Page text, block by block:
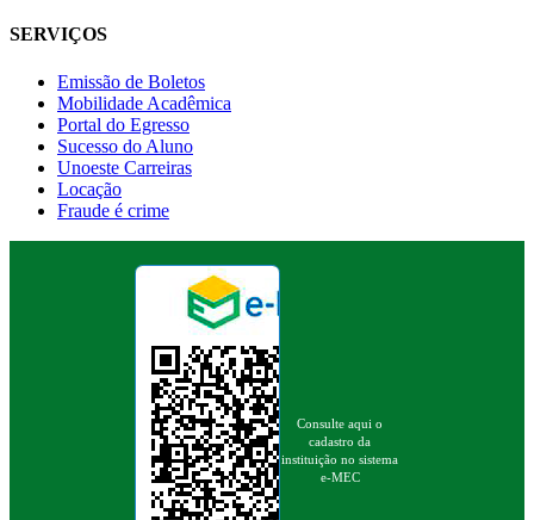
SERVIÇOS
Emissão de Boletos
Mobilidade Acadêmica
Portal do Egresso
Sucesso do Aluno
Unoeste Carreiras
Locação
Fraude é crime
Consulte aqui o
cadastro da
instituição no sistema
e-MEC